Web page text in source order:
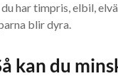
har timpris, elbil,
blir dyra.
kan du